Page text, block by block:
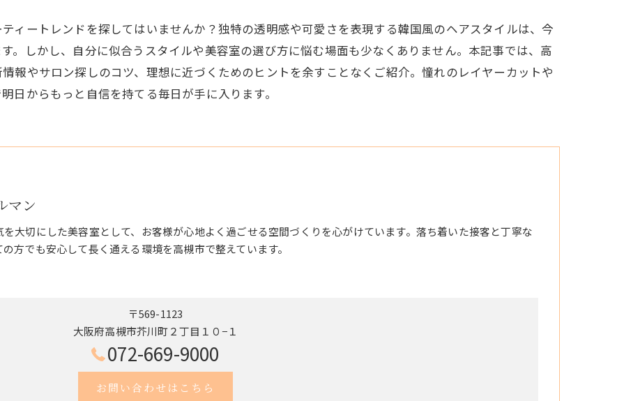
ィートレンドを探してはいませんか？独特の透明感や可愛さを表現する韓国風のヘアスタイルは、今
。しかし、自分に似合うスタイルや美容室の選び方に悩む場面も少なくありません。本記事では、高
報やサロン探しのコツ、理想に近づくためのヒントを余すことなくご紹介。憧れのレイヤーカットや
日からもっと自信を持てる毎日が手に入ります。
マン
大切にした美容室として、お客様が心地よく過ごせる空間づくりを心がけています。落ち着いた接客と丁寧な
方でも安心して長く通える環境を高槻市で整えています。
〒569-1123
大阪府高槻市芥川町２丁目１０−１
072-669-9000
お問い合わせはこちら